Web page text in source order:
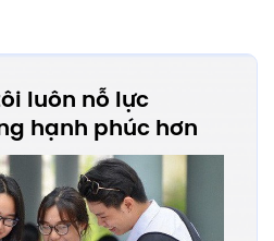
luôn nỗ lực
hạnh phúc hơn